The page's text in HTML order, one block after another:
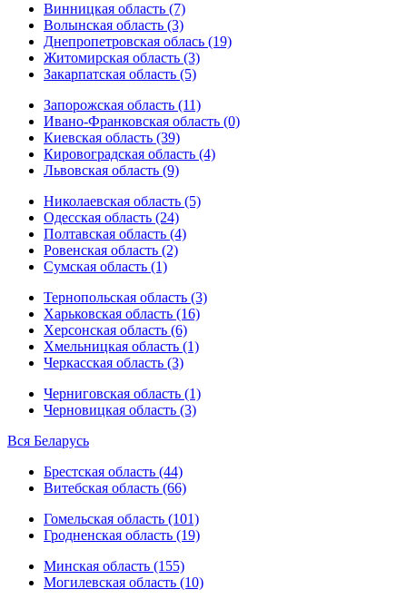
Винницкая область (7)
Волынская область (3)
Днепропетровская облась (19)
Житомирская область (3)
Закарпатская область (5)
Запорожская область (11)
Ивано-Франковская область (0)
Киевская область (39)
Кировоградская область (4)
Львовская область (9)
Николаевская область (5)
Одесская область (24)
Полтавская область (4)
Ровенская область (2)
Сумская область (1)
Тернопольская область (3)
Харьковская область (16)
Херсонская область (6)
Хмельницкая область (1)
Черкасская область (3)
Черниговская область (1)
Черновицкая область (3)
Вся Беларусь
Брестская область (44)
Витебская область (66)
Гомельская область (101)
Гродненская область (19)
Минская область (155)
Могилевская область (10)